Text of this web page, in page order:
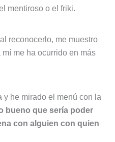
mentiroso o el friki.
reconocerlo, me muestro
me ha ocurrido en más
y he mirado el menú con la
bueno que sería poder
con alguien con quien